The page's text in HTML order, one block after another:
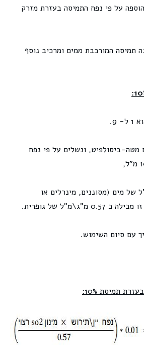
על פי נפח התמיסה בעזרת מזרק
תמיסה המורכבת ממים ומרכיב נוסף
9.
מטה-ביסולפיט, ונשלים על פי נפח
נוסיף כ- 90 מ"ל של מים (מסוננים, מינרלים או
של גופרית.
עם סיום השימוש.
תמיסת 10%: